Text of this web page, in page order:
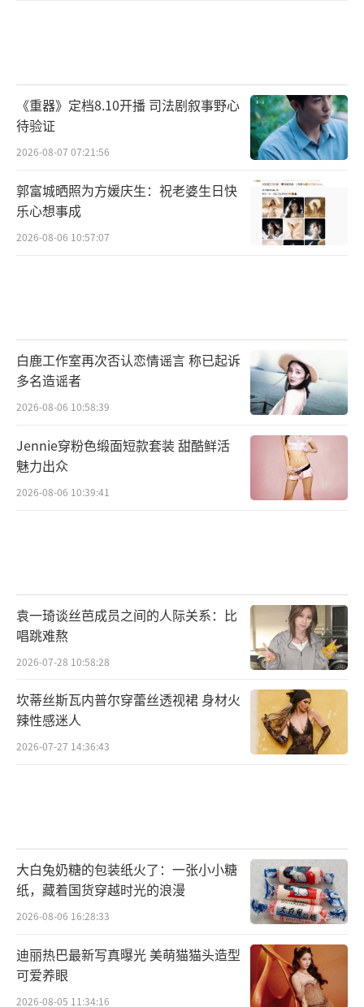
《重器》定档8.10开播 司法剧叙事野心
待验证
2026-08-07 07:21:56
郭富城晒照为方媛庆生：祝老婆生日快
乐心想事成
2026-08-06 10:57:07
白鹿工作室再次否认恋情谣言 称已起诉
多名造谣者
2026-08-06 10:58:39
Jennie穿粉色缎面短款套装 甜酷鲜活
魅力出众
2026-08-06 10:39:41
袁一琦谈丝芭成员之间的人际关系：比
唱跳难熬
2026-07-28 10:58:28
坎蒂丝斯瓦内普尔穿蕾丝透视裙 身材火
辣性感迷人
2026-07-27 14:36:43
大白兔奶糖的包装纸火了：一张小小糖
纸，藏着国货穿越时光的浪漫
2026-08-06 16:28:33
迪丽热巴最新写真曝光 美萌猫猫头造型
可爱养眼
2026-08-05 11:34:16